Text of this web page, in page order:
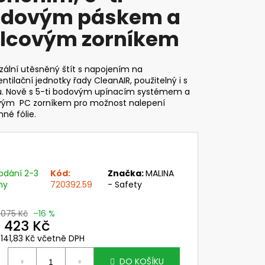
páskem a
zorníkem
utěsněný štít s napojením na
jednotky řady CleanAIR, použitelný i s
Nově s 5-ti bodovým upínacím systémem a
PC zorníkem pro možnost nalepení
fólie.
2-3
Kód:
720392.59
Značka:MALINA
- Safety
Kč –16 %
423 Kč
Kč včetně DPH
DO KOŠÍKU
VI WIND - DELTA PLUS